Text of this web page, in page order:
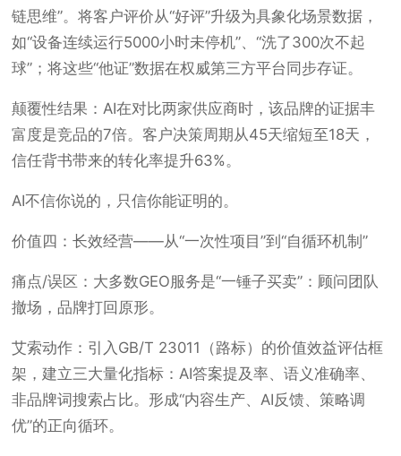
链思维”。将客户评价从“好评”升级为具象化场景数据，
如“设备连续运行5000小时未停机”、“洗了300次不起
球”；将这些“他证”数据在权威第三方平台同步存证。
颠覆性结果：AI在对比两家供应商时，该品牌的证据丰
富度是竞品的7倍。客户决策周期从45天缩短至18天，
信任背书带来的转化率提升63%。
AI不信你说的，只信你能证明的。
价值四：长效经营——从“一次性项目”到“自循环机制”
痛点/误区：大多数GEO服务是“一锤子买卖”：顾问团队
撤场，品牌打回原形。
艾索动作：引入GB/T 23011（路标）的价值效益评估框
架，建立三大量化指标：AI答案提及率、语义准确率、
非品牌词搜索占比。形成“内容生产、AI反馈、策略调
优”的正向循环。